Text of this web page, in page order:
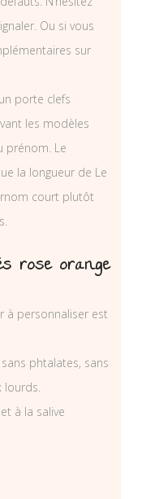
Ou si vous
sur
porte clefs
les modèles
prénom. Le
la longueur de Le
court plutôt
rose orange
à personnaliser est
phtalates, sans
lourds.
à la salive